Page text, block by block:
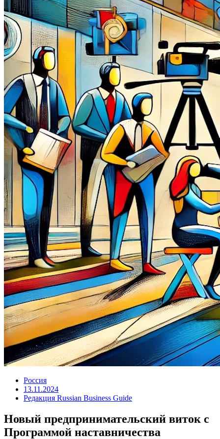
Россия
13.11.2024
Редакция Russian Business Guide
Новый предпринимательский виток с
Программой наставничества